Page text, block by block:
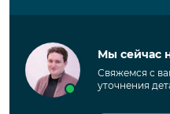
Мы сейчас
Свяжемся с
уточнения